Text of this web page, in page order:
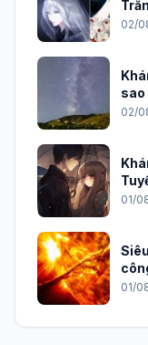
02/
sao
02/
01/
01/